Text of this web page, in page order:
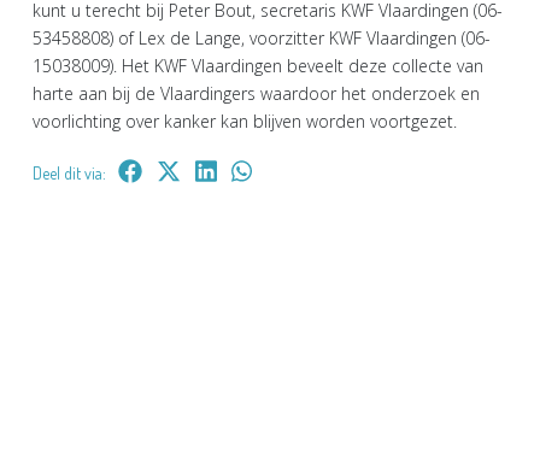
kunt u terecht bij Peter Bout, secretaris KWF Vlaardingen (06-
53458808) of Lex de Lange, voorzitter KWF Vlaardingen (06-
15038009). Het KWF Vlaardingen beveelt deze collecte van
harte aan bij de Vlaardingers waardoor het onderzoek en
voorlichting over kanker kan blijven worden voortgezet.
Deel dit via: